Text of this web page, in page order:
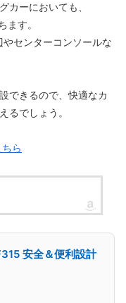
カーにおいても、
ます。
センターコンソールな
できるので、快適なカ
るでしょう。
ら
安全＆便利設計